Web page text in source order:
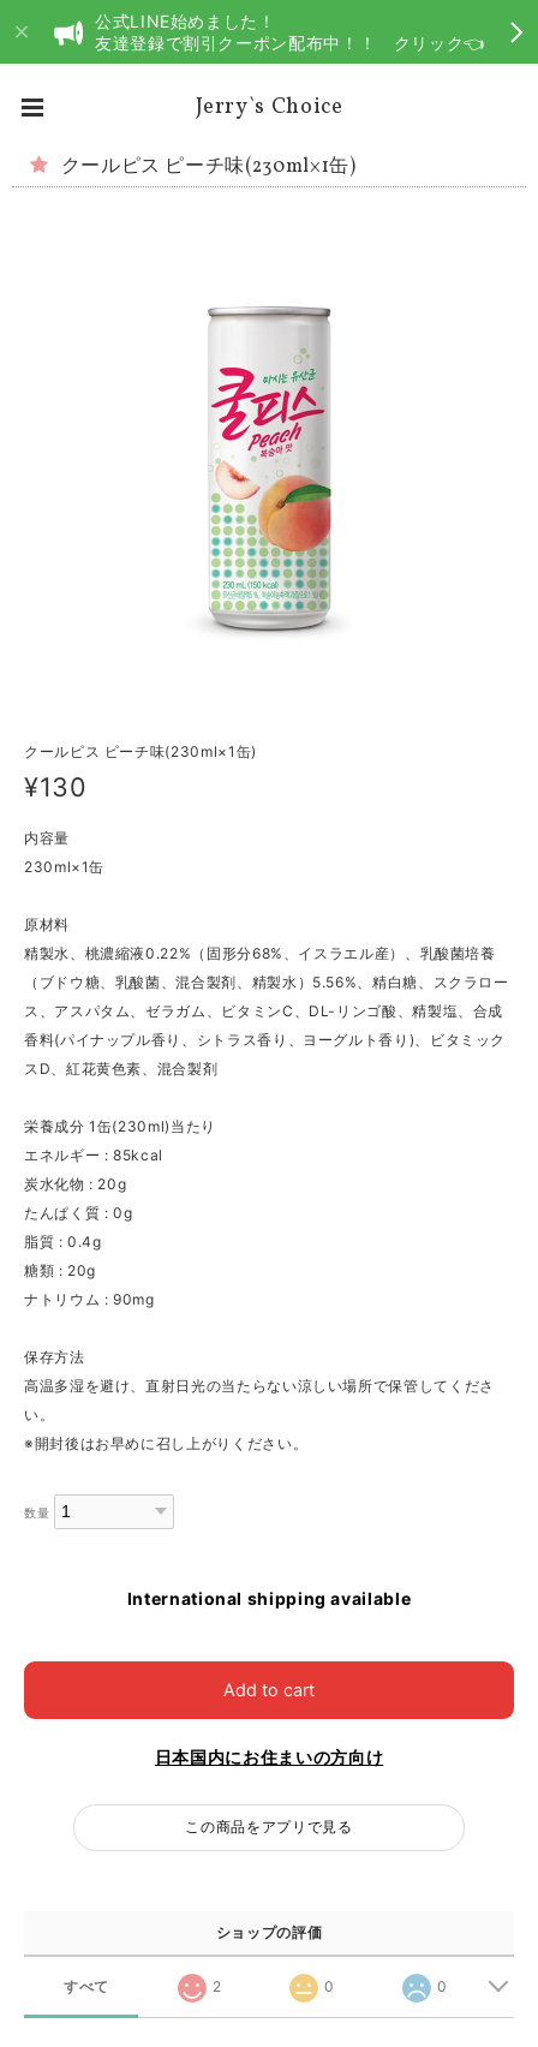
公式LINE始めました！
友達登録で割引クーポン配布中！！ クリック👈
Jerry`s Choice
クールピス ピーチ味(230ml×1缶)
クールピス ピーチ味(230ml×1缶)
¥130
内容量
230ml×1缶
原材料
精製水、桃濃縮液0.22%（固形分68%、イスラエル産）、乳酸菌培養
（ブドウ糖、乳酸菌、混合製剤、精製水）5.56%、精白糖、スクラロー
ス、アスパタム、ゼラガム、ビタミンC、DL-リンゴ酸、精製塩、合成
香料(パイナップル香り、シトラス香り、ヨーグルト香り)、ビタミック
スD、紅花黄色素、混合製剤
栄養成分 1缶(230ml)当たり
エネルギー : 85kcal
炭水化物 : 20g
たんぱく質 : 0g
脂質 : 0.4g
糖類 : 20g
ナトリウム : 90mg
保存方法
高温多湿を避け、直射日光の当たらない涼しい場所で保管してくださ
い。
※開封後はお早めに召し上がりください。
数量
International shipping available
Add to cart
日本国内にお住まいの方向け
この商品をアプリで見る
ショップの評価
すべて 2 0 0